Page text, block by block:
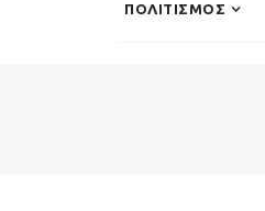
ΠΟΛΙΤΙΣΜΟΣ